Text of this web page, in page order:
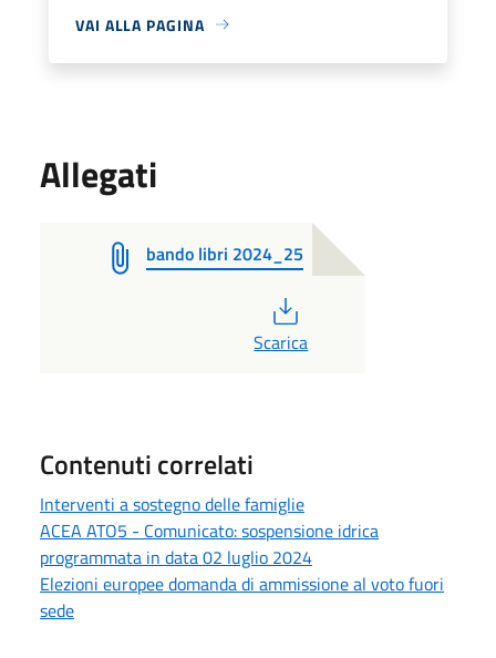
VAI ALLA PAGINA
Allegati
bando libri 2024_25
Scarica
Contenuti correlati
Interventi a sostegno delle famiglie
ACEA ATO5 - Comunicato: sospensione idrica
programmata in data 02 luglio 2024
Elezioni europee domanda di ammissione al voto fuori
sede